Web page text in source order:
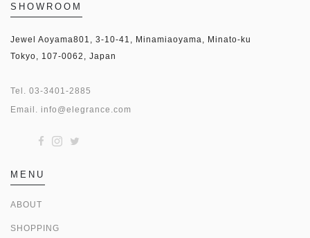
SHOWROOM
Jewel Aoyama801, 3-10-41, Minamiaoyama, Minato-ku
Tokyo, 107-0062, Japan
Tel. 03-3401-2885
Email. info@elegrance.com
MENU
ABOUT
SHOPPING